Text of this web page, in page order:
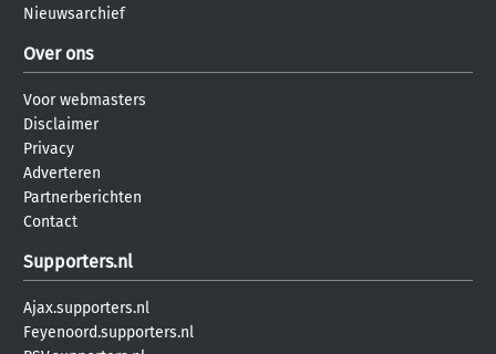
Nieuwsarchief
Over ons
Voor webmasters
Disclaimer
Privacy
Adverteren
Partnerberichten
Contact
Supporters.nl
Ajax.supporters.nl
Feyenoord.supporters.nl